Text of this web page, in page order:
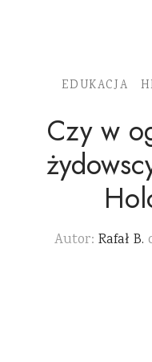
EDUKACJA
Czy w
Autor: Rafał B.